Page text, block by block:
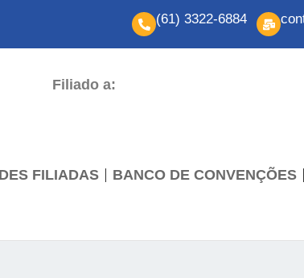
(61) 3322-6884
Filiado a:
FILIADAS BANCO DE CONVENÇÕES